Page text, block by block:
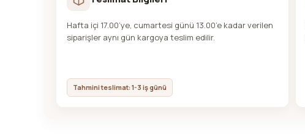
Hafta içi 17.00’ye, cumartesi günü 13.00’e kadar verilen
siparişler aynı gün kargoya teslim edilir.
Tahmini teslimat: 1-3 iş günü